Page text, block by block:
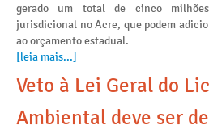
gerado um total de cinco
jurisdicional no Acre, que podem
ao orçamento estadual.
[leia mais...]
Veto à Lei Geral do
Ambiental deve ser